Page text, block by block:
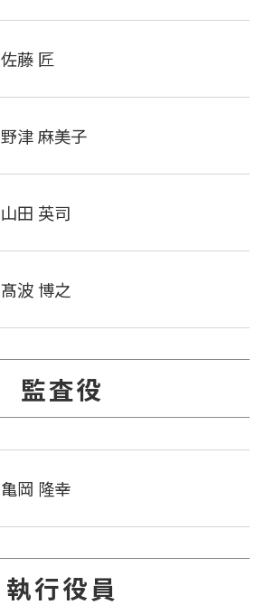
佐藤 匠
野津 麻美子
山田 英司
髙波 博之
監査役
亀岡 隆幸
執行役員